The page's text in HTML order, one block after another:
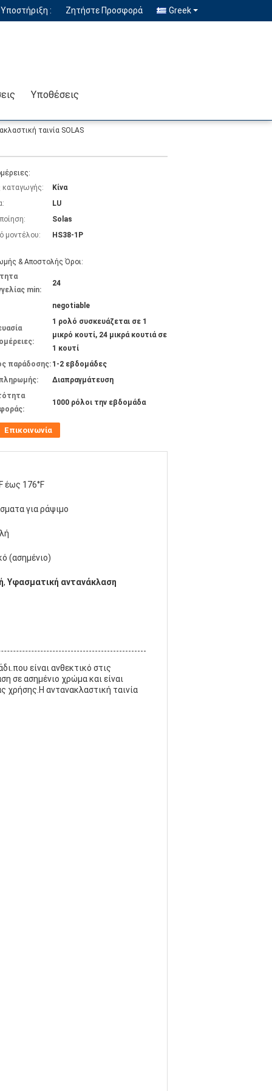
: Ζητήστε Προσφορά Greek
Υποθέσεις
ταινία SOLAS
καταγωγής:
Κίνα
LU
Solas
μοντέλου:
HS38-1P
& Αποστολής Όροι:
min:
24
negotiable
1 ρολό συσκευάζεται σε 1
μικρό κουτί, 24 μικρά κουτιά σε
1 κουτί
παράδοσης: 1-2 εβδομάδες
Διαπραγμάτευση
1000 ρόλοι την εβδομάδα
Επικοινωνία
έως 176°F
για ράψιμο
(ασημένιο)
, Υφασματική αντανάκλαση
είναι ανθεκτικό στις
σε ασημένιο χρώμα και είναι
χρήσης.Η αντανακλαστική ταινία